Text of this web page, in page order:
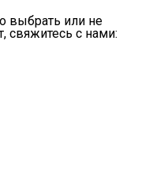
выбрать или не
свяжитесь с нами: